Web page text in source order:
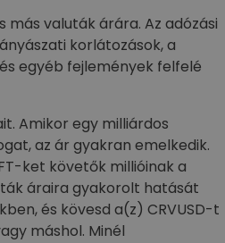
valuták árára. Az adózási
korlátozások, a
egyéb fejlemények felfelé
Amikor egy milliárdos
az ár gyakran emelkedik.
ket követők millióinak a
áraira gyakorolt hatását
és kövesd a(z) CRVUSD-t
máshol. Minél